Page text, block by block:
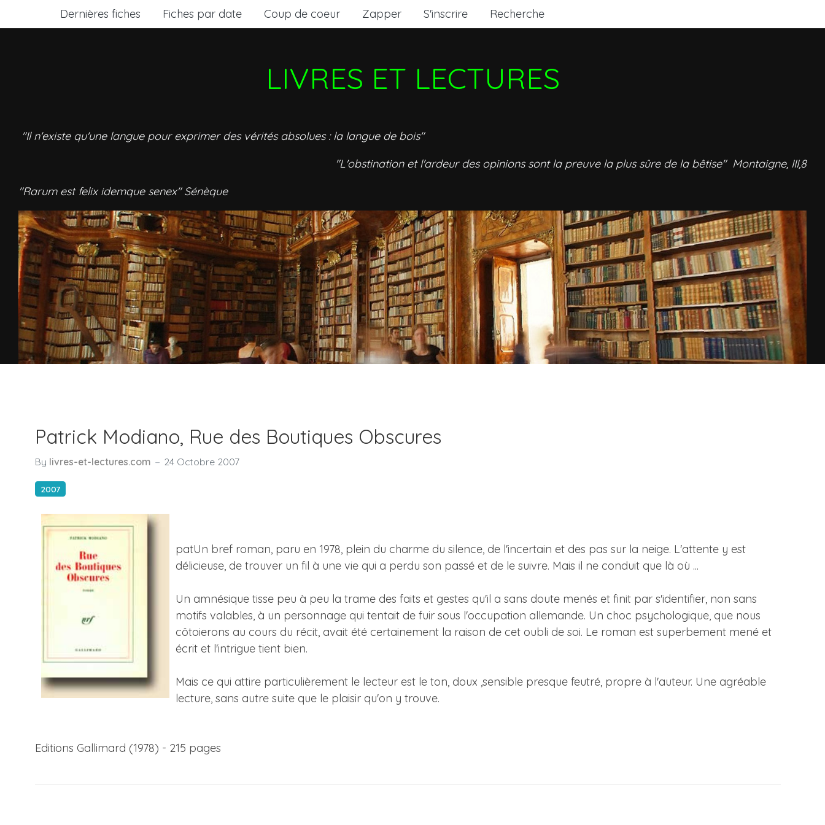
Dernières fiches Fiches par date Coup de coeur Zapper S'inscrire Recherche
LIVRES ET LECTURES
"Il n'existe qu'une langue pour exprimer des vérités absolues : la langue de bois"
"L'obstination et l'ardeur des opinions sont la preuve la plus sûre de la bêtise" Montaigne, III,8
"Rarum est felix idemque senex" Sénèque
Patrick Modiano, Rue des Boutiques Obscures
By livres-et-lectures.com 24 Octobre 2007
2007
patUn bref roman, paru en 1978, plein du charme du silence, de l'incertain et des pas sur la neige. L'attente y est
délicieuse, de trouver un fil à une vie qui a perdu son passé et de le suivre. Mais il ne conduit que là où ...
Un amnésique tisse peu à peu la trame des faits et gestes qu'il a sans doute menés et finit par s'identifier, non sans
motifs valables, à un personnage qui tentait de fuir sous l'occupation allemande. Un choc psychologique, que nous
côtoierons au cours du récit, avait été certainement la raison de cet oubli de soi. Le roman est superbement mené et
écrit et l'intrigue tient bien.
Mais ce qui attire particulièrement le lecteur est le ton, doux ,sensible presque feutré, propre à l'auteur. Une agréable
lecture, sans autre suite que le plaisir qu'on y trouve.
Editions Gallimard (1978) - 215 pages